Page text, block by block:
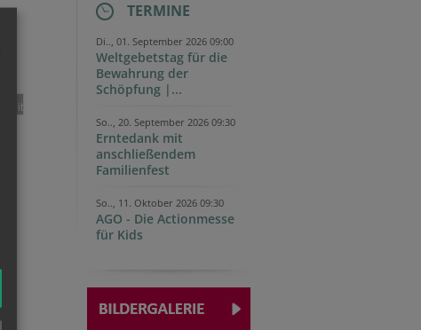
pin it
TERMINE
Di.., 01. September 2026 09:00
Weltgebetstag für die
Bewahrung der
Schöpfung |...
So.., 20. September 2026 09:30
Erntedank mit
anschließendem
Familienfest
So.., 11. Oktober 2026 09:30
AGO - Die Actionmesse
für Kids